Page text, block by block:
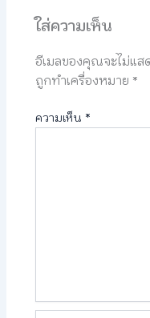
ใส่ความเห็น
อีเมลของคุณจะไม่แ
ถูกทำเครื่องหมาย *
ความเห็น *